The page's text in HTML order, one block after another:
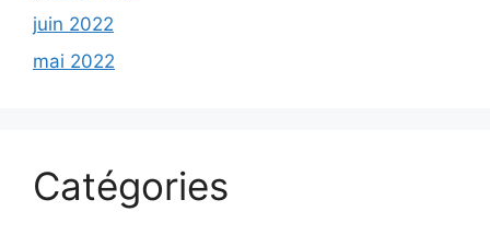
juin 2022
mai 2022
Catégories